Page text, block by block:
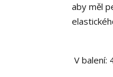
aby měl
V balení: